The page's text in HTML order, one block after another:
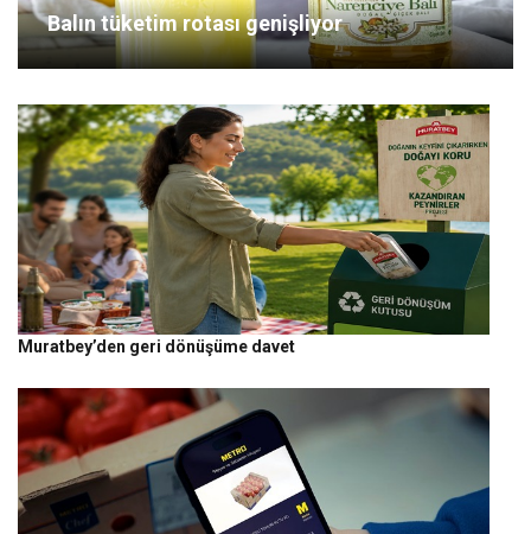
Balın tüketim rotası genişliyor
Muratbey’den geri dönüşüme davet